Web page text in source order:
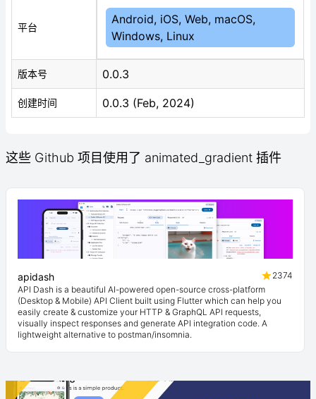
平台
Android, iOS, Web, macOS,
Windows, Linux
版本号 0.0.3
创建时间 0.0.3 (Feb, 2024)
这些 Github 项目使用了 animated_gradient 插件
apidash
2374
API Dash is a beautiful AI-powered open-source cross-platform
(Desktop & Mobile) API Client built using Flutter which can help you
easily create & customize your HTTP & GraphQL API requests,
visually inspect responses and generate API integration code. A
lightweight alternative to postman/insomnia.